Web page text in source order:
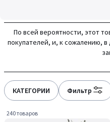
По всей вероятности, этот
покупателей, и, к сожалению,
КАТЕГОРИИ Фильтр
240 товаров